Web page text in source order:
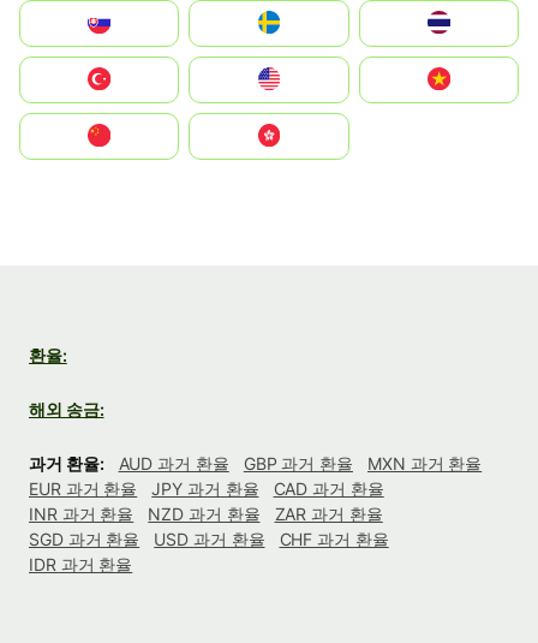
United States
中國香港特別行政區
환율:
해외 송금:
과거 환율: AUD 과거 환율 GBP 과거 환율
MXN 과거 환율
EUR 과거 환율
JPY 과거 환율
CAD 과거 환율
INR 과거 환율
NZD 과거 환율
ZAR 과거 환율
SGD 과거 환율
USD 과거 환율
CHF 과거 환율
IDR 과거 환율